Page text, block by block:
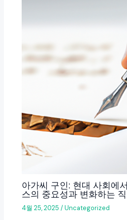
아가씨 구인: 현대 사회에
스의 중요성과 변화하는
4월 25, 2025/Uncategorized